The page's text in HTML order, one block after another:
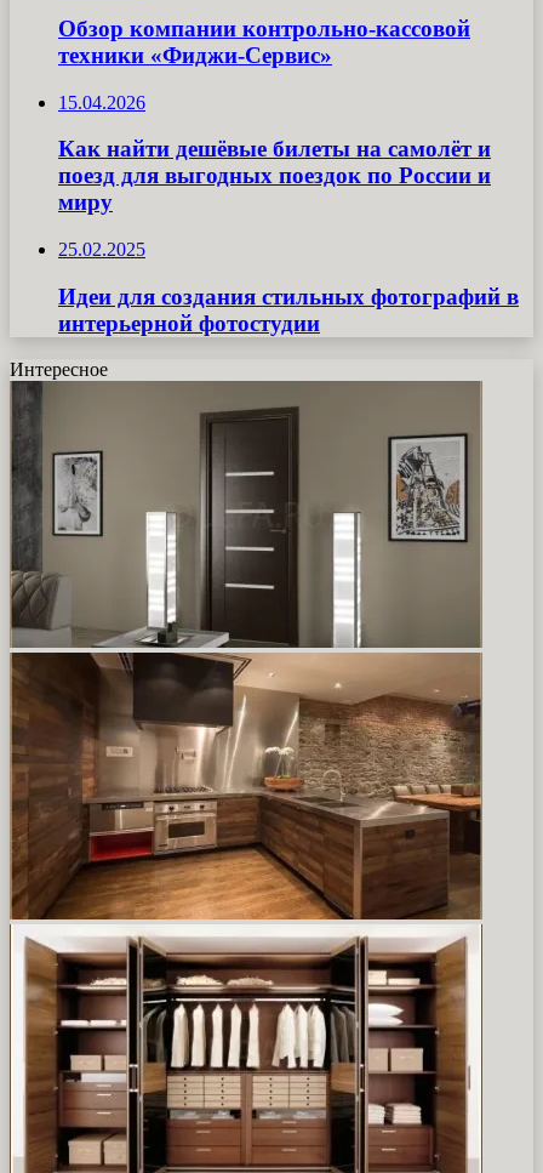
Обзор компании контрольно-кассовой
техники «Фиджи-Сервис»
15.04.2026
Как найти дешёвые билеты на самолёт и
поезд для выгодных поездок по России и
миру
25.02.2025
Идеи для создания стильных фотографий в
интерьерной фотостудии
Интересное